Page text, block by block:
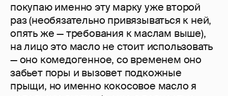
покупаю именно эту марку уже второй
раз (необязательно привязываться к ней,
опять же — требования к маслам выше),
на лицо это масло не стоит использовать
— оно комедогенное, со временем оно
забьет поры и вызовет подкожные
прыщи, но именно кокосовое масло я